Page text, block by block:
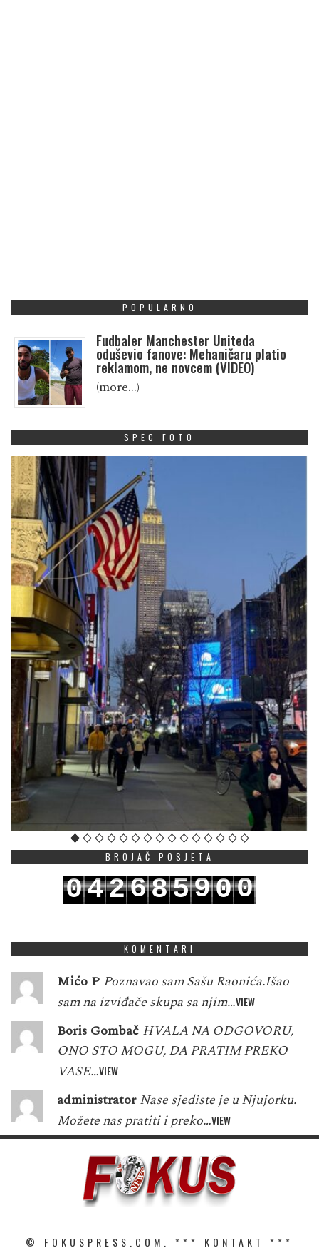
POPULARNO
Fudbaler Manchester Uniteda
oduševio fanove: Mehaničaru platio
reklamom, ne novcem (VIDEO)
(more…)
SPEC FOTO
BROJAČ POSJETA
042685900
KOMENTARI
Mićo P Poznavao sam Sašu Raonića.Išao
sam na izviđače skupa sa njim…VIEW
Boris Gombač HVALA NA ODGOVORU,
ONO STO MOGU, DA PRATIM PREKO
VASE…VIEW
administrator Nase sjediste je u Njujorku.
Možete nas pratiti i preko…VIEW
© FOKUSPRESS.COM. *** KONTAKT ***